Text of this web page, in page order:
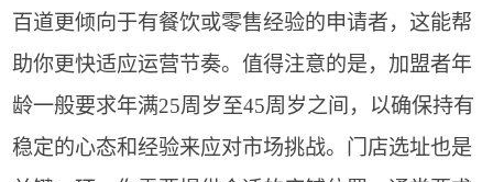
百道更倾向于有餐饮或零售经验的申请者，这能帮
助你更快适应运营节奏。值得注意的是，加盟者年
龄一般要求年满25周岁至45周岁之间，以确保持有
稳定的心态和经验来应对市场挑战。门店选址也是